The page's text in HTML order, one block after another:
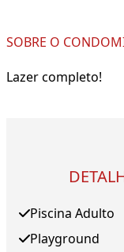
SOBRE O
Lazer completo!
Piscina Adulto
Playground